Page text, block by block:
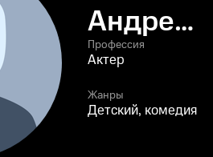
Андрей
Пузанов
Профессия
Актер
Жанры
Детский, комедия